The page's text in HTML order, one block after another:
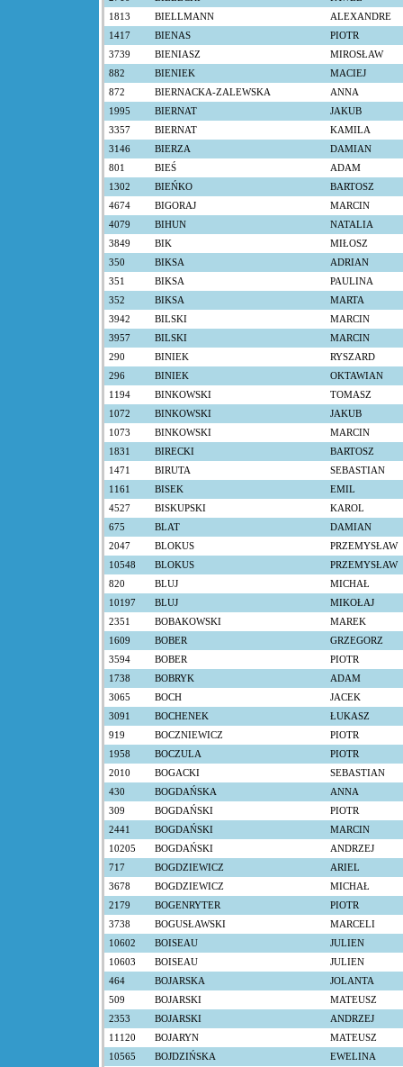
1813
BIELLMANN
ALEXANDRE
1417
BIENAS
PIOTR
3739
BIENIASZ
MIROSŁAW
882
BIENIEK
MACIEJ
872
BIERNACKA-ZALEWSKA
ANNA
1995
BIERNAT
JAKUB
3357
BIERNAT
KAMILA
3146
BIERZA
DAMIAN
801
BIEŚ
ADAM
1302
BIEŃKO
BARTOSZ
4674
BIGORAJ
MARCIN
4079
BIHUN
NATALIA
3849
BIK
MIŁOSZ
350
BIKSA
ADRIAN
351
BIKSA
PAULINA
352
BIKSA
MARTA
3942
BILSKI
MARCIN
3957
BILSKI
MARCIN
290
BINIEK
RYSZARD
296
BINIEK
OKTAWIAN
1194
BINKOWSKI
TOMASZ
1072
BINKOWSKI
JAKUB
1073
BINKOWSKI
MARCIN
1831
BIRECKI
BARTOSZ
1471
BIRUTA
SEBASTIAN
1161
BISEK
EMIL
4527
BISKUPSKI
KAROL
675
BLAT
DAMIAN
2047
BLOKUS
PRZEMYSŁAW
10548
BLOKUS
PRZEMYSŁAW
820
BLUJ
MICHAŁ
10197
BLUJ
MIKOŁAJ
2351
BOBAKOWSKI
MAREK
1609
BOBER
GRZEGORZ
3594
BOBER
PIOTR
1738
BOBRYK
ADAM
3065
BOCH
JACEK
3091
BOCHENEK
ŁUKASZ
919
BOCZNIEWICZ
PIOTR
1958
BOCZULA
PIOTR
2010
BOGACKI
SEBASTIAN
430
BOGDAŃSKA
ANNA
309
BOGDAŃSKI
PIOTR
2441
BOGDAŃSKI
MARCIN
10205
BOGDAŃSKI
ANDRZEJ
717
BOGDZIEWICZ
ARIEL
3678
BOGDZIEWICZ
MICHAŁ
2179
BOGENRYTER
PIOTR
3738
BOGUSŁAWSKI
MARCELI
10602
BOISEAU
JULIEN
10603
BOISEAU
JULIEN
464
BOJARSKA
JOLANTA
509
BOJARSKI
MATEUSZ
2353
BOJARSKI
ANDRZEJ
11120
BOJARYN
MATEUSZ
10565
BOJDZIŃSKA
EWELINA